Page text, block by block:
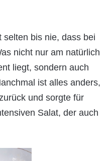
bis nie, dass bei
nicht nur am natürlich
liegt, sondern auch
ist alles anders,
und sorgte für
Salat, der auch